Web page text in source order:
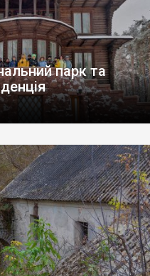
парк та